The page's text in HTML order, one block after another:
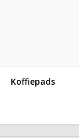
Koffiepads